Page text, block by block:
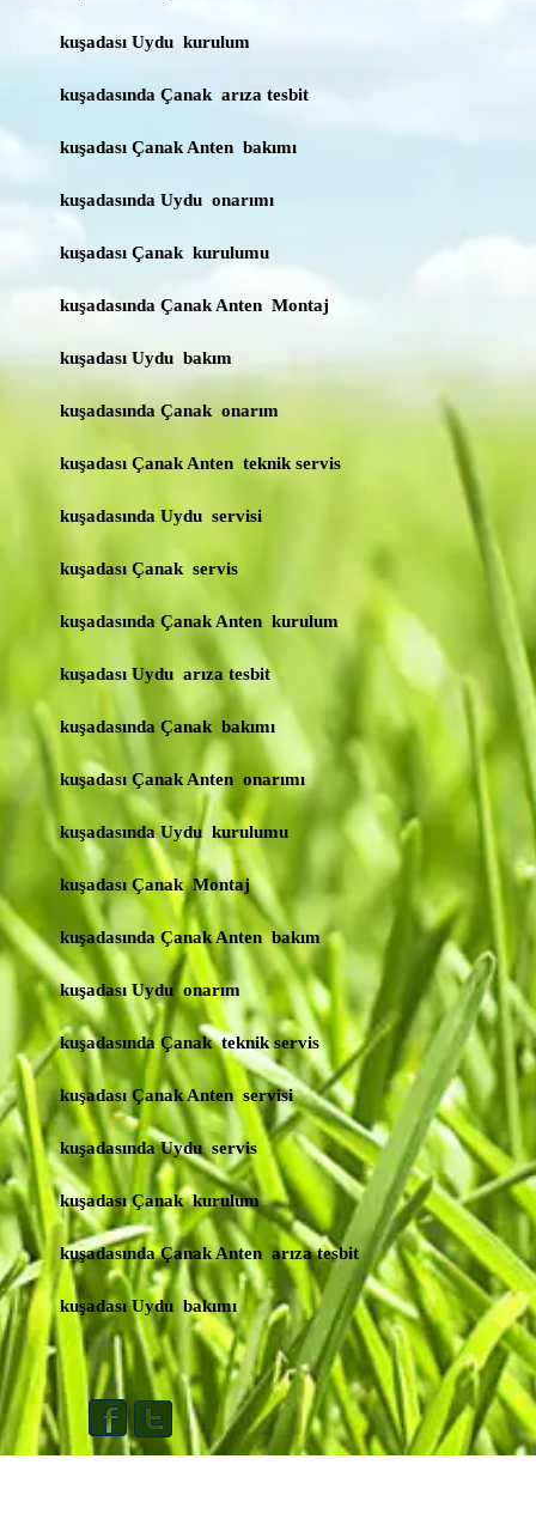
kuşadası Uydu kurulum
kuşadasında Çanak arıza tesbit
kuşadası Çanak Anten bakımı
kuşadasında Uydu onarımı
kuşadası Çanak kurulumu
kuşadasında Çanak Anten Montaj
kuşadası Uydu bakım
kuşadasında Çanak onarım
kuşadası Çanak Anten teknik servis
kuşadasında Uydu servisi
kuşadası Çanak servis
kuşadasında Çanak Anten kurulum
kuşadası Uydu arıza tesbit
kuşadasında Çanak bakımı
kuşadası Çanak Anten onarımı
kuşadasında Uydu kurulumu
kuşadası Çanak Montaj
kuşadasında Çanak Anten bakım
kuşadası Uydu onarım
kuşadasında Çanak teknik servis
kuşadası Çanak Anten servisi
kuşadasında Uydu servis
kuşadası Çanak kurulum
kuşadasında Çanak Anten arıza tesbit
kuşadası Uydu bakımı